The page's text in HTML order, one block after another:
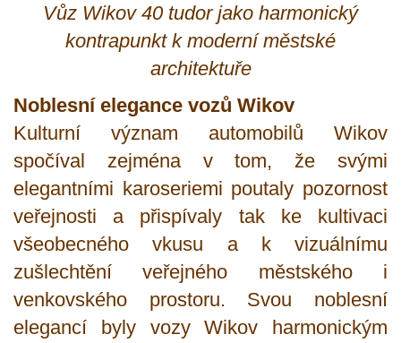
Vůz Wikov 40 tudor jako harmonický
kontrapunkt k moderní městské
architektuře
Noblesní elegance vozů Wikov
Kulturní význam automobilů Wikov
spočíval zejména v tom, že svými
elegantními karoseriemi poutaly pozornost
veřejnosti a přispívaly tak ke kultivaci
všeobecného vkusu a k vizuálnímu
zušlechtění veřejného městského i
venkovského prostoru. Svou noblesní
elegancí byly vozy Wikov harmonickým